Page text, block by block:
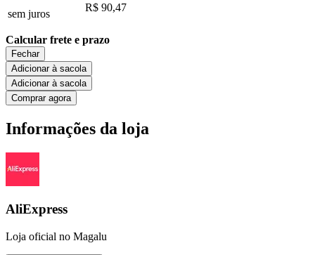
sem juros
R$ 90,47
Calcular frete e prazo
Fechar
Adicionar à sacola
Adicionar à sacola
Comprar agora
Informações da loja
AliExpress
Loja oficial no Magalu